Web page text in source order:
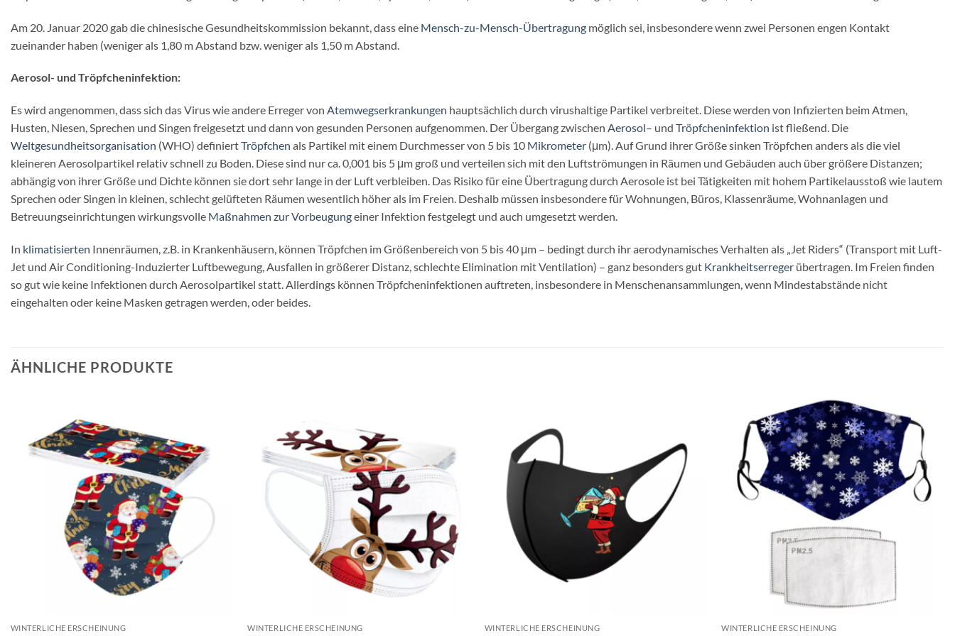
Am 20. Januar 2020 gab die chinesische Gesundheitskommission bekannt, dass eine Mensch-zu-Mensch-Übertragung möglich sei, insbesondere wenn zwei Personen engen Kontakt
zueinander haben (weniger als 1,80 m Abstand bzw. weniger als 1,50 m Abstand.
Aerosol- und Tröpfcheninfektion:
Es wird angenommen, dass sich das Virus wie andere Erreger von Atemwegserkrankungen hauptsächlich durch virushaltige Partikel verbreitet. Diese werden von Infizierten beim Atmen,
Husten, Niesen, Sprechen und Singen freigesetzt und dann von gesunden Personen aufgenommen. Der Übergang zwischen Aerosol– und Tröpfcheninfektion ist fließend. Die
Weltgesundheitsorganisation (WHO) definiertTröpfchen als Partikel mit einem Durchmesser von 5 bis 10 Mikrometer (μm). Auf Grund ihrer Größe sinken Tröpfchen anders als die viel
kleineren Aerosolpartikel relativ schnell zu Boden. Diese sind nur ca. 0,001 bis 5 μm groß und verteilen sich mit den Luftströmungen in Räumen und Gebäuden auch über größere Distanzen;
abhängig von ihrer Größe und Dichte können sie dort sehr lange in der Luft verbleiben. Das Risiko für eine Übertragung durch Aerosole ist bei Tätigkeiten mit hohem Partikelausstoß wie lautem
Sprechen oder Singen in kleinen, schlecht gelüfteten Räumen wesentlich höher als im Freien. Deshalb müssen insbesondere für Wohnungen, Büros, Klassenräume, Wohnanlagen und
Betreuungseinrichtungen wirkungsvolle Maßnahmen zur Vorbeugungeiner Infektion festgelegt und auch umgesetzt werden.
In klimatisierten Innenräumen, z.B. in Krankenhäusern, können Tröpfchen im Größenbereich von 5 bis 40 μm – bedingt durch ihr aerodynamisches Verhalten als „Jet Riders“ (Transport mit Luft-
Jet und Air Conditioning-Induzierter Luftbewegung, Ausfallen in größerer Distanz, schlechte Elimination mit Ventilation) – ganz besonders gut Krankheitserreger übertragen. Im Freien finden
so gut wie keine Infektionen durch Aerosolpartikel statt. Allerdings können Tröpfcheninfektionen auftreten, insbesondere in Menschenansammlungen, wenn Mindestabstände nicht
eingehalten oder keine Masken getragen werden, oder beides.
ÄHNLICHE PRODUKTE
WINTERLICHE ERSCHEINUNG WINTERLICHE ERSCHEINUNG WINTERLICHE ERSCHEINUNG WINTERLICHE ERSCHEINUNG